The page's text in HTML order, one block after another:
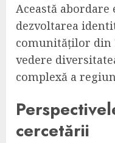
Această
dezvoltarea
comunităților din
vedere
complexă a
cercetării